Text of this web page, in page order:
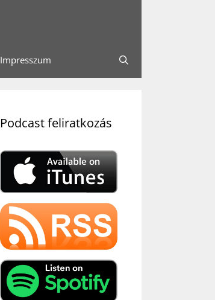
Impresszum
Podcast feliratkozás